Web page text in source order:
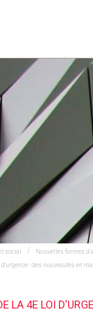
social
Nouvelles formes
: des nouveautés en
LA 4E LOI